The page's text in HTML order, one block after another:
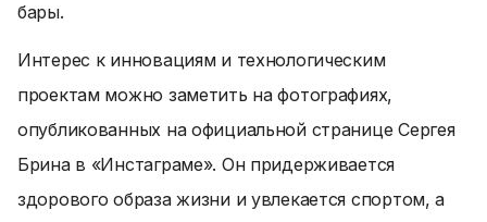
бары.
Интерес к инновациям и технологическим
проектам можно заметить на фотографиях,
опубликованных на официальной странице Сергея
Брина в «Инстаграме». Он придерживается
здорового образа жизни и увлекается спортом, а